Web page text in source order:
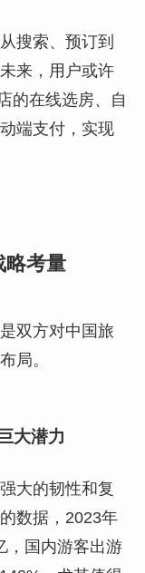
搜索、预订到
来，用户或许
的在线选房、自
端支付，实现
略考量
双方对中国旅
局。
大潜力
大的韧性和复
数据，2023年
，国内游客出游